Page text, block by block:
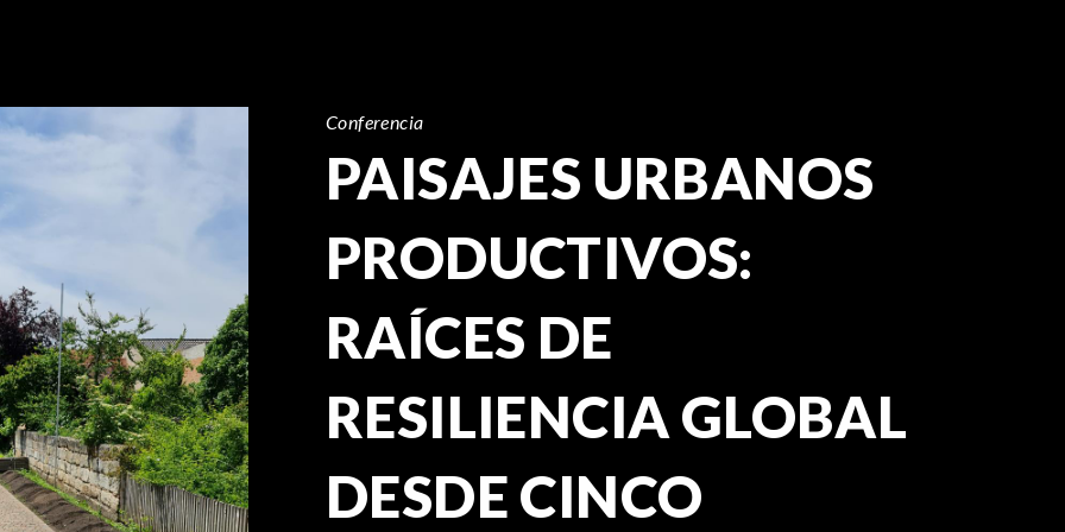
Conferencia
PAISAJES URBANOS
PRODUCTIVOS:
RAÍCES DE
RESILIENCIA GLOBAL
DESDE CINCO